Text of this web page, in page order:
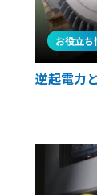
お役立ち
逆起電力